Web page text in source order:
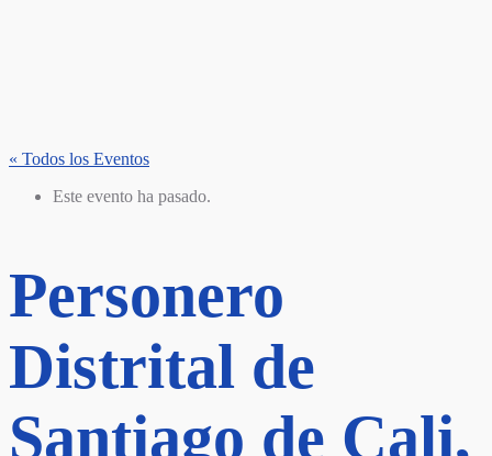
« Todos los Eventos
Este evento ha pasado.
Personero
Distrital de
Santiago de Cali,